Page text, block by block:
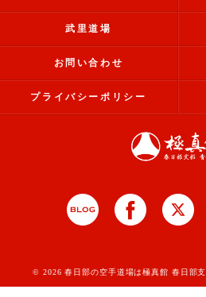
武里道場
お問い合わせ
プライバシーポリシー
© 2026 春日部の空手道場は極真館 春日部